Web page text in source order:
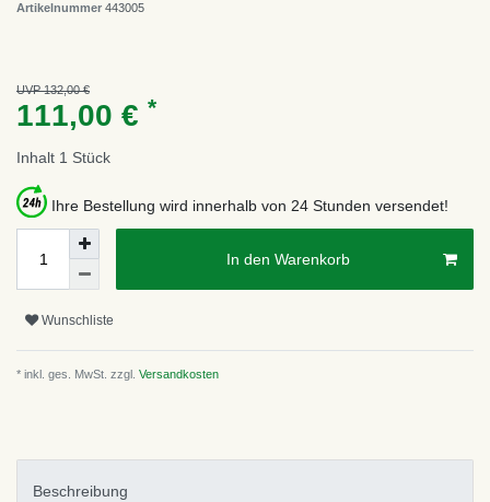
Artikelnummer 443005
UVP 132,00 €
111,00 € *
Inhalt 1 Stück
Ihre Bestellung wird innerhalb von 24 Stunden versendet!
In den Warenkorb
Wunschliste
* inkl. ges. MwSt. zzgl. Versandkosten
Beschreibung